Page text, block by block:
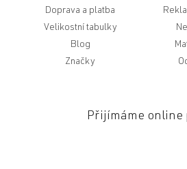
Doprava a platba
Velikostní tabulky
Blog
Značky
Přijímáme online